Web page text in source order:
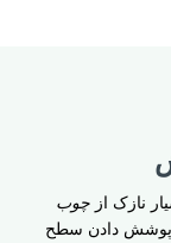
نازک از چوب
پوشش دادن سطح